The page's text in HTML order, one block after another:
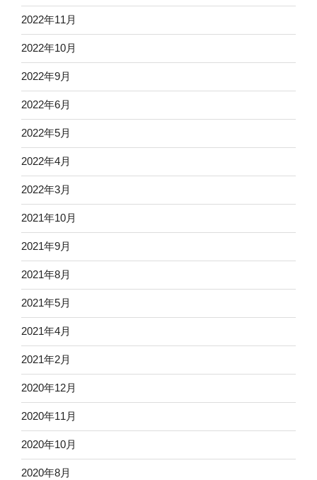
2022年11月
2022年10月
2022年9月
2022年6月
2022年5月
2022年4月
2022年3月
2021年10月
2021年9月
2021年8月
2021年5月
2021年4月
2021年2月
2020年12月
2020年11月
2020年10月
2020年8月